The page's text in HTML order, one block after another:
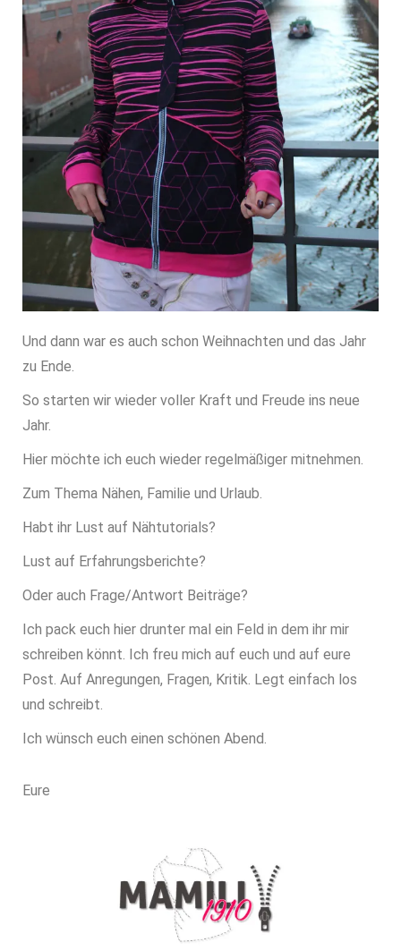
Und dann war es auch schon Weihnachten und das Jahr
zu Ende.
So starten wir wieder voller Kraft und Freude ins neue
Jahr.
Hier möchte ich euch wieder regelmäßiger mitnehmen.
Zum Thema Nähen, Familie und Urlaub.
Habt ihr Lust auf Nähtutorials?
Lust auf Erfahrungsberichte?
Oder auch Frage/Antwort Beiträge?
Ich pack euch hier drunter mal ein Feld in dem ihr mir
schreiben könnt. Ich freu mich auf euch und auf eure
Post. Auf Anregungen, Fragen, Kritik. Legt einfach los
und schreibt.
Ich wünsch euch einen schönen Abend.
Eure